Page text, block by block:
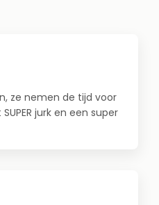
ze nemen de tijd voor
jurk en een super